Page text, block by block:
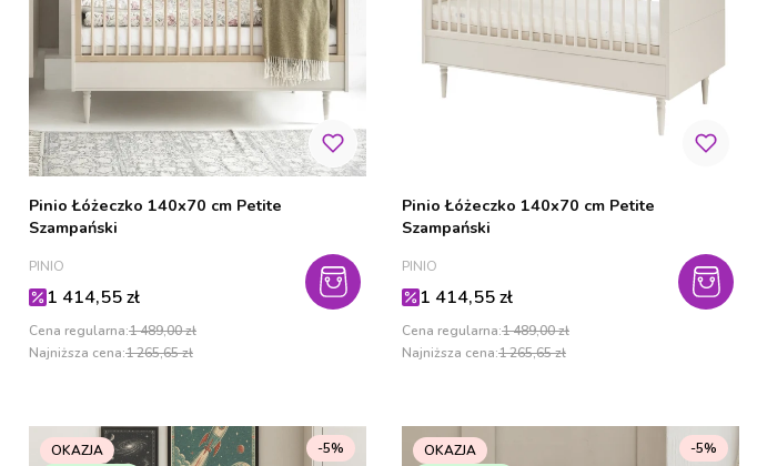
Pinio Łóżeczko 140x70 cm Petite
Szampański
PRODUCENT
PINIO
Cena promocyjna
1 414,55 zł
Cena regularna:1 489,00 zł
Najniższa cena:1 265,65 zł
Pinio Łóżeczko 140x70 cm Petite
Szampański
PRODUCENT
PINIO
Cena promocyjna
1 414,55 zł
Cena regularna:1 489,00 zł
Najniższa cena:1 265,65 zł
OKAZJA
-5%
OKAZJA
-5%